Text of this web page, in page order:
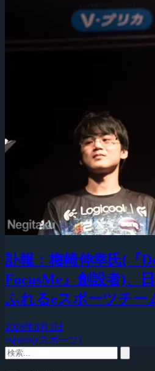
訃報：梅崎伸幸氏(『
FocusMe』創設者)、
ふれるeスポーツチー
2026年8月3日
esports(eスポーツ)